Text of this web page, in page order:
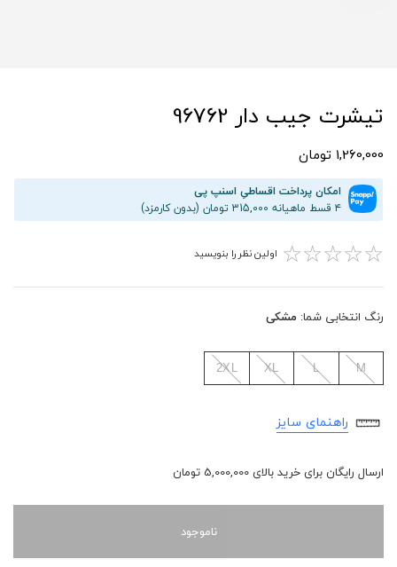
تیشرت جیب دار 96762
1,260,000 تومان
امکان پرداخت اقساطیِ اسنپ پی
۴ قسط ماهیانه 315,000 تومان (بدون کارمزد)
☆
☆
☆
☆
☆ اولین نظر را بنویسید
رنگ انتخابی شما: مشکی
M
L
XL
2XL
راهنمای سایز
ارسال رایگان برای خرید بالای 5,000,000 تومان
ناموجود